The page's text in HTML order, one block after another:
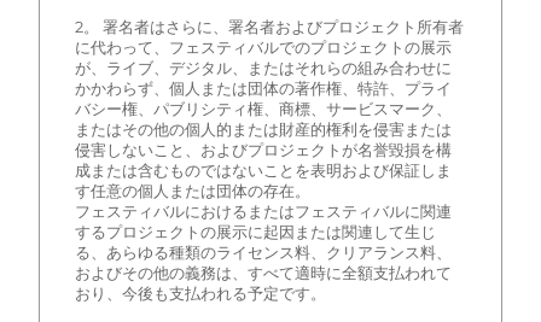
2。 署名者はさらに、署名者およびプロジェクト所有者
に代わって、フェスティバルでのプロジェクトの展示
が、ライブ、デジタル、またはそれらの組み合わせに
かかわらず、個人または団体の著作権、特許、プライ
バシー権、パブリシティ権、商標、サービスマーク、
またはその他の個人的または財産的権利を侵害または
侵害しないこと、およびプロジェクトが名誉毀損を構
成または含むものではないことを表明および保証しま
す任意の個人または団体の存在。
フェスティバルにおけるまたはフェスティバルに関連
するプロジェクトの展示に起因または関連して生じ
る、あらゆる種類のライセンス料、クリアランス料、
およびその他の義務は、すべて適時に全額支払われて
おり、今後も支払われる予定です。